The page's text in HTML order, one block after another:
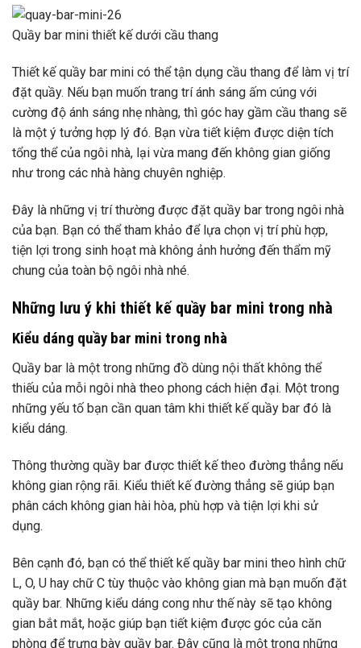
Quầy bar mini thiết kế dưới cầu thang
Thiết kế quầy bar mini có thể tận dụng cầu thang để làm vị trí
đặt quầy. Nếu bạn muốn trang trí ánh sáng ấm cúng với
cường độ ánh sáng nhẹ nhàng, thì góc hay gầm cầu thang sẽ
là một ý tưởng hợp lý đó. Bạn vừa tiết kiệm được diện tích
tổng thể của ngôi nhà, lại vừa mang đến không gian giống
như trong các nhà hàng chuyên nghiệp.
Đây là những vị trí thường được đặt quầy bar trong ngôi nhà
của bạn. Bạn có thể tham khảo để lựa chọn vị trí phù hợp,
tiện lợi trong sinh hoạt mà không ảnh hưởng đến thẩm mỹ
chung của toàn bộ ngôi nhà nhé.
Những lưu ý khi thiết kế quầy bar mini trong nhà
Kiểu dáng quầy bar mini trong nhà
Quầy bar là một trong những đồ dùng nội thất không thể
thiếu của mỗi ngôi nhà theo phong cách hiện đại. Một trong
những yếu tố bạn cần quan tâm khi thiết kế quầy bar đó là
kiểu dáng.
Thông thường quầy bar được thiết kế theo đường thẳng nếu
không gian rộng rãi. Kiểu thiết kế đường thẳng sẽ giúp bạn
phân cách không gian hài hòa, phù hợp và tiện lợi khi sử
dụng.
Bên cạnh đó, bạn có thể thiết kế quầy bar mini theo hình chữ
L, O, U hay chữ C tùy thuộc vào không gian mà bạn muốn đặt
quầy bar. Những kiểu dáng cong như thế này sẽ tạo không
gian bắt mắt, hoặc giúp bạn tiết kiệm được góc của căn
phòng để trưng bày quầy bar. Đây cũng là một trong những